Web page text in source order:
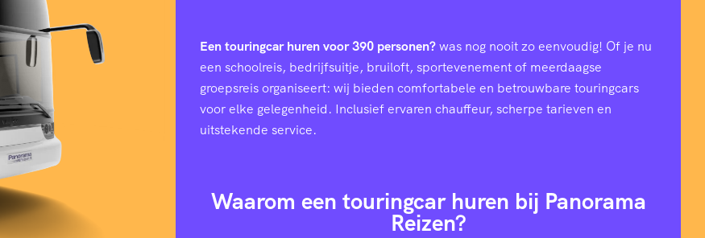
Een touringcar huren voor 390 personen?was nog nooit zo eenvoudig! Of je nu
een schoolreis, bedrijfsuitje, bruiloft, sportevenement of meerdaagse
groepsreis organiseert: wij bieden comfortabele en betrouwbare touringcars
voor elke gelegenheid. Inclusief ervaren chauffeur, scherpe tarieven en
uitstekende service.
Waarom een touringcar huren bij Panorama
Reizen?